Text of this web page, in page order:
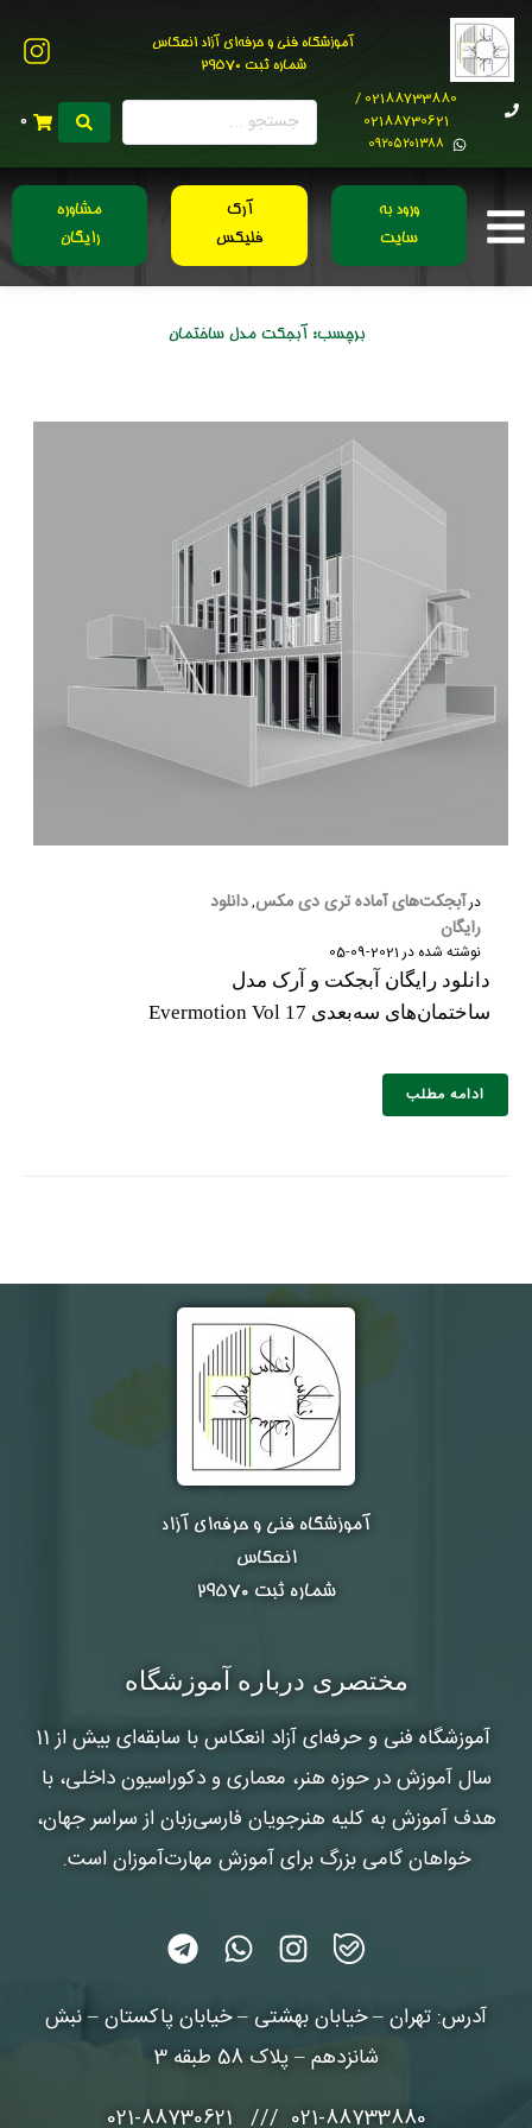
آموزشگاه فنی و حرفه‌ای آزاد انعکاس
شماره ثبت 29570
02188733880 /
02188730621
0۹۲۰۵۲۰۱۳۸۸
0
ورود به
سایت
آرک
فلیکس
مشاوره
رایگان
برچسب: آبجکت مدل ساختمان
درآبجکت‌های آماده تری دی مکس,دانلود
رایگان
نوشته شده در2021-09-05
دانلود رایگان آبجکت و آرک مدل
ساختمان‌های سه‌بعدی Evermotion Vol 17
ادامه مطلب
آموزشگاه فنی و حرفه‌ای آزاد
انعکاس
شماره ثبت ۲۹۵۷۰
مختصری درباره آموزشگاه
آموزشگاه فنی و حرفه‌ای آزاد انعکاس
با سابقه‌ای بیش از 11
سال آموزش در حوزه هنر، معماری و دکوراسیون داخلی، با
هدف آموزش به کلیه هنرجویان فارسی‌زبان از سراسر جهان،
خواهان گامی بزرگ برای آموزش مهارت‌آموزان است.
آدرس: تهران – خیابان بهشتی – خیابان پاکستان – نبش
شانزدهم – پلاک 58 طبقه 3
021-88733880 /// 021-88730621
تلفن همراه : *